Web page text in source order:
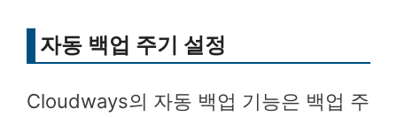
자동 백업 주기 설정
Cloudways의 자동 백업 기능은 백업 주